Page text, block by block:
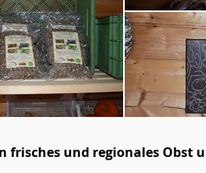
frisches und regionales Obst